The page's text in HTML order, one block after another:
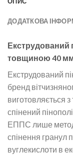
ДОДАТКОВА
Екструдований
товщиною 40
Екструдований
бренд
виготовляється
спінений
ЕППС лише
спінення гранул
вуглекислоти в